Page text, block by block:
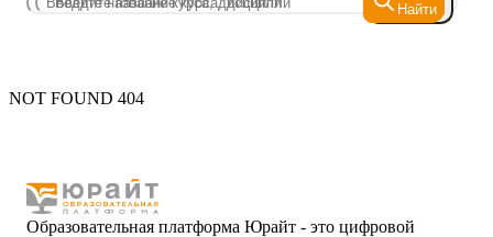
Найти
Найти
NOT FOUND 404
Образовательная платформа Юрайт - это цифровой